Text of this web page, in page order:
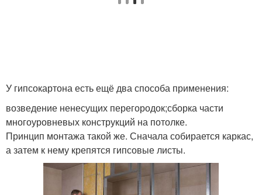
У гипсокартона есть ещё два способа применения:
возведение ненесущих перегородок;сборка части
многоуровневых конструкций на потолке.
Принцип монтажа такой же. Сначала собирается каркас,
а затем к нему крепятся гипсовые листы.